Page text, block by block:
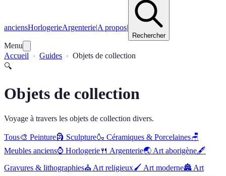
anciensHorlogerieArgenterie|A propos|
Rechercher
Menu
Accueil
Guides
Objets de collection
🔍
Objets de collection
Voyage à travers les objets de collection divers.
Tous🎨 Peinture🗿 Sculpture🍶 Céramiques & Porcelaines🪑
Meubles anciens⌚ Horlogerie🍴 Argenterie🌏 Art aborigène🖋️
Gravures & lithographies⛪ Art religieux🖌️ Art moderne🏯 Art